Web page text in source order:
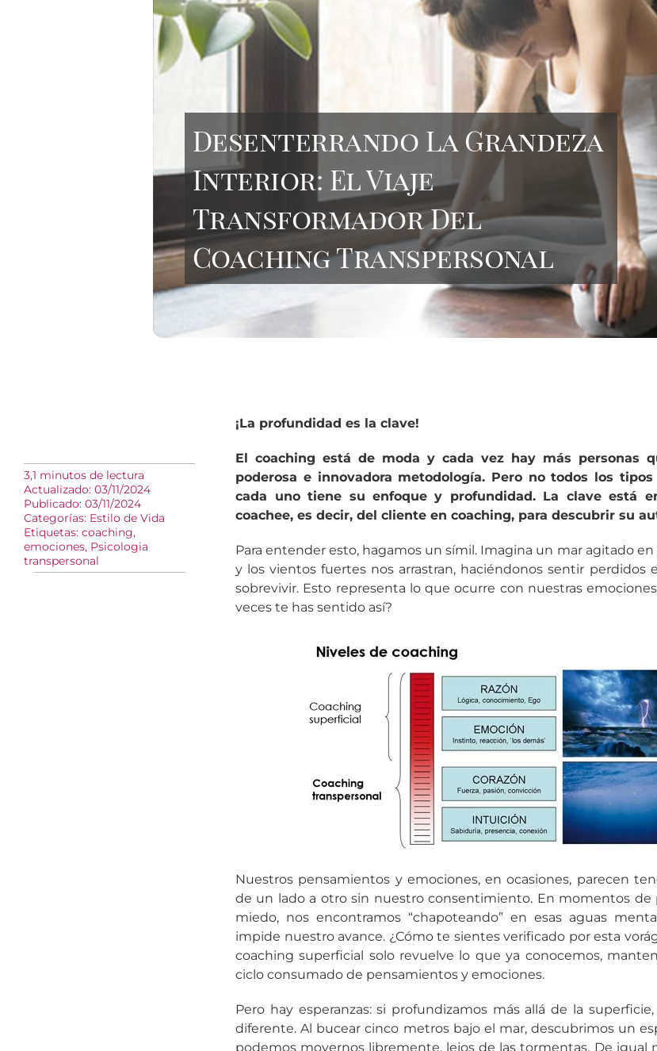
Desenterrando La Grandeza
Interior: El Viaje
Transformador Del
Coaching Transpersonal
3,1 minutos de lectura
Actualizado: 03/11/2024
Publicado: 03/11/2024
Categorías: Estilo de Vida
Etiquetas: coaching,
emociones, Psicologia
transpersonal
¡La profundidad es la clave!
El coaching está de moda y cada vez hay más personas
poderosa e innovadora metodología. Pero no todos los
cada uno tiene su enfoque y profundidad. La clave está
coachee, es decir, del cliente en coaching, para descubrir su
Para entender esto, hagamos un símil. Imagina un mar agitado
y los vientos fuertes nos arrastran, haciéndonos sentir
sobrevivir. Esto representa lo que ocurre con nuestras
veces te has sentido así?
Nuestros pensamientos y emociones, en ocasiones, parecen
de un lado a otro sin nuestro consentimiento. En momentos de
miedo, nos encontramos “chapoteando” en esas aguas
impide nuestro avance. ¿Cómo te sientes verificado por esta
coaching superficial solo revuelve lo que ya conocemos,
ciclo consumado de pensamientos y emociones.
Pero hay esperanzas: si profundizamos más allá de la
diferente. Al bucear cinco metros bajo el mar, descubrimos un
podemos movernos libremente, lejos de las tormentas. De igual